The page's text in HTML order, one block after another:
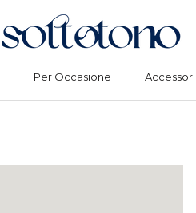
Per Occasione
Accessori